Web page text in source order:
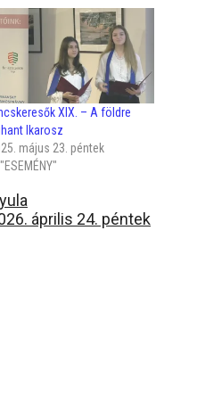
XIX. – A földre
Ikarosz
május 23. péntek
"ESEMÉNY"
április 24. péntek